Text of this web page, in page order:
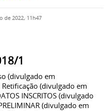
de 2022, 11h47
1
(divulgado em
(divulgado em
INSCRITOS (divulgado
(divulgado em